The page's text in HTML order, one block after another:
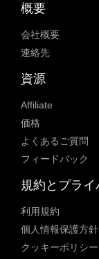
概要
会社概要
連絡先
資源
Affiliate
価格
よくあるご質問
フィードバック
規約とプライ
利用規約
個人情報保護方針
クッキーポリシー